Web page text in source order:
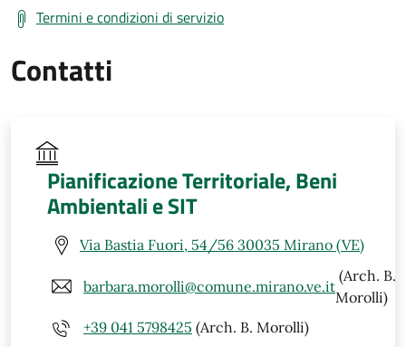
Termini e condizioni di servizio
Contatti
Pianificazione Territoriale, Beni
Ambientali e SIT
Via Bastia Fuori, 54/56 30035 Mirano (VE)
barbara.morolli@comune.mirano.ve.it
(Arch. B.
Morolli)
+39 041 5798425 (Arch. B. Morolli)